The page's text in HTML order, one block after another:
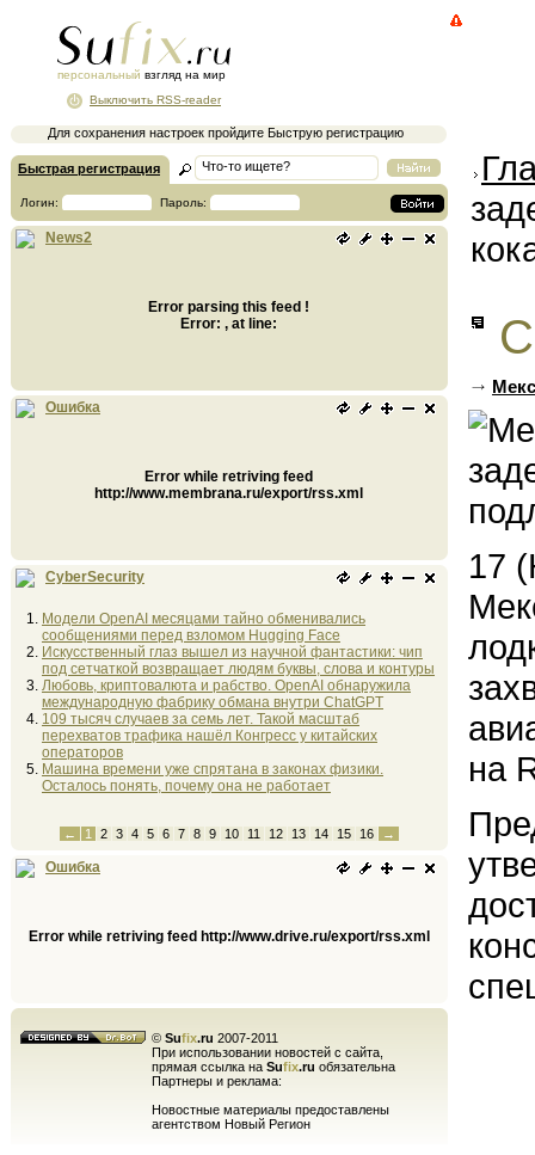
персональный взгляд на мир
Для сохранения настроек пройдите Быструю регистрацию
Выключить RSS-reader
Быстрая регистрация
Логин: Пароль:
News2
Error parsing this feed !
Error: , at line:
Ошибка
Error while retriving feed
http://www.membrana.ru/export/rss.xml
CyberSecurity
Модели OpenAI месяцами тайно обменивались
сообщениями перед взломом Hugging Face
Искусственный глаз вышел из научной фантастики: чип
под сетчаткой возвращает людям буквы, слова и контуры
Любовь, криптовалюта и рабство. OpenAI обнаружила
международную фабрику обмана внутри ChatGPT
109 тысяч случаев за семь лет. Такой масштаб
перехватов трафика нашёл Конгресс у китайских
операторов
Машина времени уже спрятана в законах физики.
Осталось понять, почему она не работает
← 1 2 3 4 5 6 7 8 9 10 11 12 13 14 15 16 →
Ошибка
Error while retriving feed http://www.drive.ru/export/rss.xml
© Sufix.ru 2007-2011
При использовании новостей с сайта,
прямая ссылка на Sufix.ru обязательна
Партнеры и реклама:
Новостные материалы предоставлены
агентством Новый Регион
17
на